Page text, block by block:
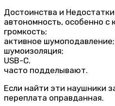
Достоинства и Недостатки
автономность, особенно с
громкость;
активное шумоподавление;
шумоизоляция;
USB-C.
часто подделывают.
Если найти эти наушники
переплата оправданная.